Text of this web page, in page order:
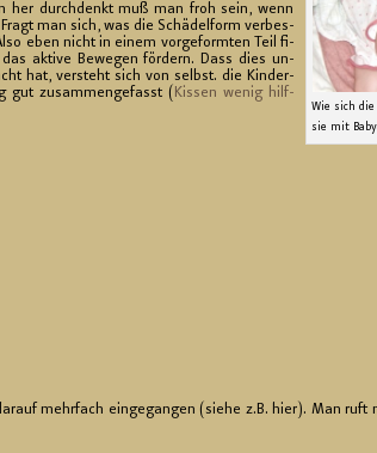
Wie sich
sie mit
her durch­denkt muß man froh sein, wenn
man sich, was die Schä­del­form ver­bes­
eben nicht in einem vor­ge­form­ten Teil fi­
ak­ti­ve Be­we­gen för­dern. Dass dies un­
hat, ver­steht sich von selbst. die Kin­der­
gut zu­sam­men­ge­fasst ( Kis­sen wenig hilf­
mehr­fach ein­ge­gan­gen (siehe z.B. hier). Man